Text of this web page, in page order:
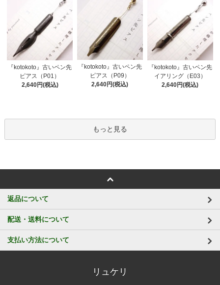
『kotokoto』古いペン先
ピアス（P01）
2,640円(税込)
『kotokoto』古いペン先
ピアス（P09）
2,640円(税込)
『kotokoto』古いペン先
イアリング（E03）
2,640円(税込)
もっと見る
返品について
配送・送料について
支払い方法について
リュケリ